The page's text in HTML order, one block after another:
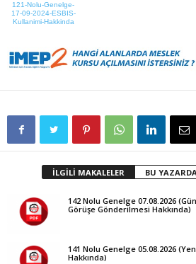
121-Nolu-Genelge-
17-09-2024-ESBIS-
Kullanimi-Hakkinda
İLGİLİ MAKALELER BU
142 Nolu Genelge 07.08.2026
Görüşe Gönderilmesi Hakkında)
141 Nolu Genelge 05.08.2026
Hakkında)